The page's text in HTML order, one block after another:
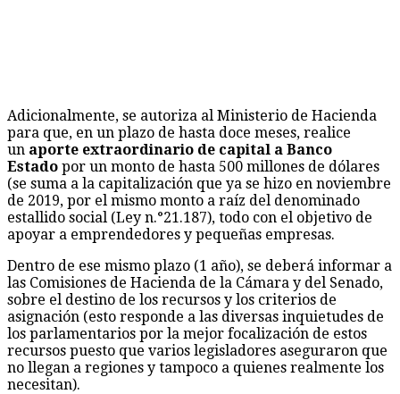
Adicionalmente, se autoriza al Ministerio de Hacienda
para que, en un plazo de hasta doce meses, realice
un aporte extraordinario de capital a Banco
Estado por un monto de hasta 500 millones de dólares
(se suma a la capitalización que ya se hizo en noviembre
de 2019, por el mismo monto a raíz del denominado
estallido social (Ley n.°21.187), todo con el objetivo de
apoyar a emprendedores y pequeñas empresas.
Dentro de ese mismo plazo (1 año), se deberá informar a
las Comisiones de Hacienda de la Cámara y del Senado,
sobre el destino de los recursos y los criterios de
asignación (esto responde a las diversas inquietudes de
los parlamentarios por la mejor focalización de estos
recursos puesto que varios legisladores aseguraron que
no llegan a regiones y tampoco a quienes realmente los
necesitan).